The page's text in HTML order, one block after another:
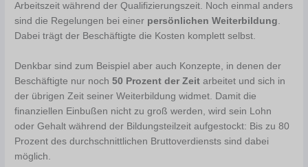
Arbeitszeit während der Qualifizierungszeit. Noch einmal anders
sind die Regelungen bei einer persönlichen Weiterbildung.
Dabei trägt der Beschäftigte die Kosten komplett selbst.
Denkbar sind zum Beispiel aber auch Konzepte, in denen der
Beschäftigte nur noch50 Prozent der Zeitarbeitet und sich in
der übrigen Zeit seiner Weiterbildung widmet. Damit die
finanziellen Einbußen nicht zu groß werden, wird sein Lohn
oder Gehalt während der Bildungsteilzeit aufgestockt: Bis zu 80
Prozent des durchschnittlichen Bruttoverdiensts sind dabei
möglich.